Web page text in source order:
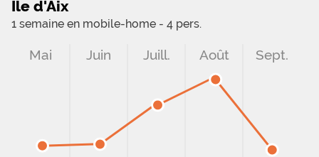
Ile d'Aix
1 semaine en mobile-home - 4 pers.
Mai Juin Juill. Août Sept.